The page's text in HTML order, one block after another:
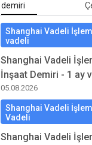
demiri
Shanghai Vadeli
vadeli
Shanghai Vadeli
İnşaat Demiri - 1 ay
05.08.2026
Shanghai Vadeli
Vadeli
Shanghai Vadeli